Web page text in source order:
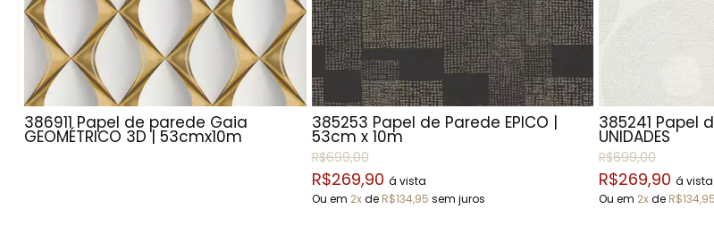
386911 Papel de parede Gaia
GEOMÉTRICO 3D | 53cmx10m
385253 Papel de Parede EPICO |
53cm x 10m
R$699,00
R$269,90 á vista
Ou em 2xde R$134,95 sem juros
385241 Papel
UNIDADES
R$699,00
R$269,90 á vista
Ou em 2xde R$134,95